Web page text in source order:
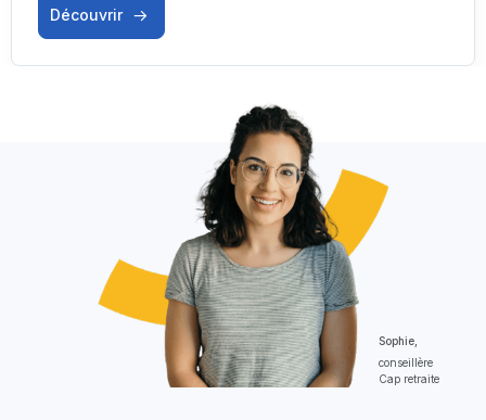
Découvrir
Sophie,
conseillère
Cap retraite